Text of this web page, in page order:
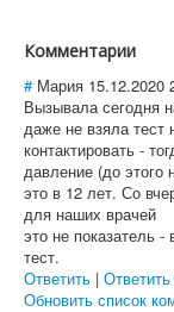
Комментарии
# Мария 15.12.2020
Вызывала сегодня
даже не взяла тест
контактировать -
давление (до этого
это в 12 лет. Со
для наших врачей
это не показатель -
тест.
Ответить |
Обновить список